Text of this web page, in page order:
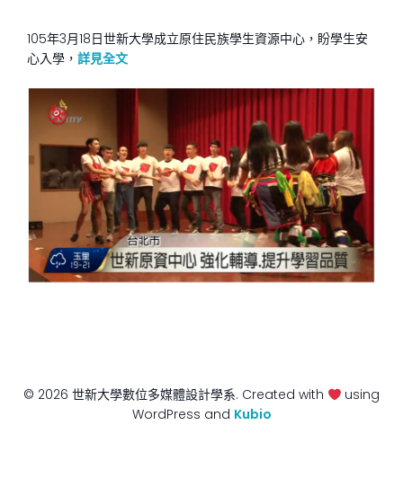
105年3月18日世新大學成立原住民族學生資源中心，盼學生安
心入學， 詳見全文
© 2026 世新大學數位多媒體設計學系. Created with
using
WordPress and Kubio